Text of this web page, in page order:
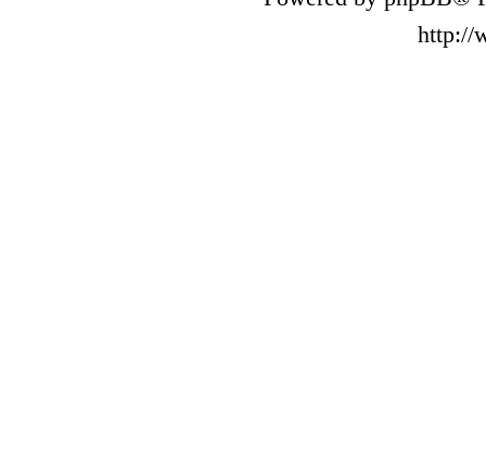
http://